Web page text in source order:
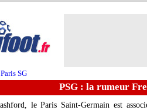
Paris SG
PSG : la rumeur
le Paris Saint-Germain est